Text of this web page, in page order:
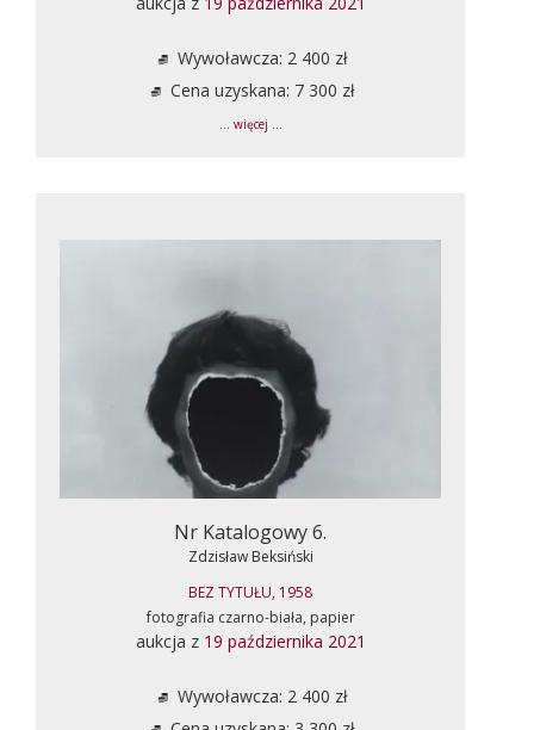
Wywoławcza: 2 400 zł
Cena uzyskana: 7 300 zł
... więcej ...
Nr Katalogowy 6.
Zdzisław Beksiński
BEZ TYTUŁU, 1958
fotografia czarno-biała, papier
aukcja z 19 października 2021
Wywoławcza: 2 400 zł